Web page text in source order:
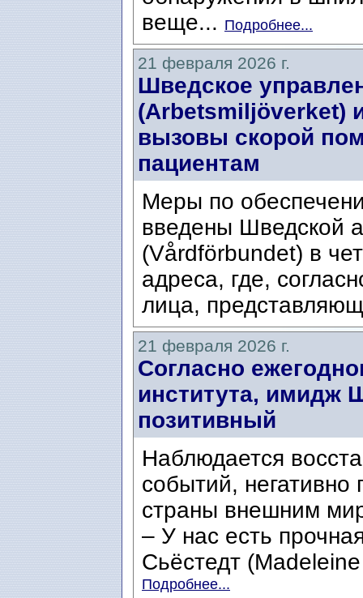
веще... Подробнее...
21 февраля 2026 г.
Шведское
(Arbetsmiljöverket)
вызовы скорой
пациентам
Меры по
введены Шведской
(Vårdförbundet) в
адреса, где,
лица,
21 февраля 2026 г.
Согласно
института, имидж
позитивный
Наблюдается
событий,
страны внешним
– У нас есть
Сьёстедт
Подробнее...